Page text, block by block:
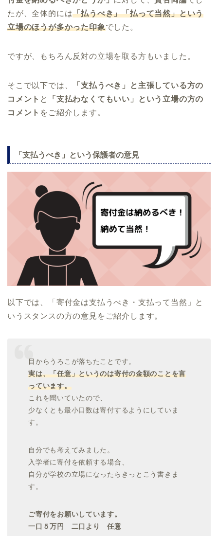
たが、全体的には「払うべき」「払って当然」という
立場のほうが多かった印象でした。
ですが、もちろん反対の立場を取る方もいました。
そこで以下では、
「支払うべき」と主張している方の
コメント と
「支払わなくてもいい」という立場の方の
コメント をご紹介します。
「支払うべき」という保護者の意見
以下では、「寄付金は支払うべき・支払って当然」と
いうスタンスの方の意見をご紹介します。
目からうろこが落ちたことです。
実は、「任意」というのは寄付の金額のことを言
っています。
これを聞いていたので、
少なくとも最小口数は寄付するようにしていま
す。
自分でも考えてみました。
入学者に寄付を依頼する場合、
自分が学校の立場になったらきっとこう書きま
す。
ご寄付をお願いしています。
一口５万円 二口より 任意